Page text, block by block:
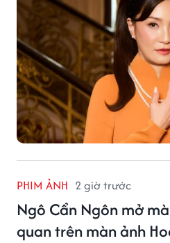
PHIM ẢNH 2 giờ trước
Ngô Cẩn Ngôn mở
quan trên màn ảnh